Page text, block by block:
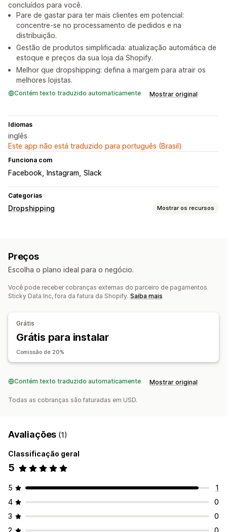
concluídos para você.
Pare de gastar para ter mais clientes em potencial:
concentre-se no processamento de pedidos e na
distribuição.
Gestão de produtos simplificada: atualização automática de
estoque e preços da sua loja da Shopify.
Melhor que dropshipping: defina a margem para atrair os
melhores lojistas.
Contém texto traduzido automaticamente Mostrar original
Idiomas
inglês
Este app não está traduzido para português (Brasil)
Funciona com
Facebook Instagram Slack
Categorias
Dropshipping Mostrar os recursos
Saúde e beleza
Arte e artesanato Entretenimento e mídia
Brinquedos e jogos Produtos para bebês
Produtos esportivos Produtos para pets Móveis
Estados Unidos
Preços
Escolha o plano ideal para o negócio.
Você pode receber cobranças externas do parceiro de pagamentos
Sticky Data Inc, fora da fatura da Shopify. Saiba mais
Grátis
Grátis para instalar
Comissão de 20%
Contém texto traduzido automaticamente Mostrar original
Todas as cobranças são faturadas em USD.
Avaliações (1)
Classificação geral
5
5
1
4
0
3
0